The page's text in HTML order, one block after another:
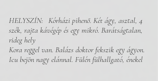
HELYSZÍN: 	Kórházi pihenő. Két ágy, asztal, 4
szék, rajta kávégép és egy mikró. Barátságtalan,
rideg hely
Kora reggel van. Balázs doktor fekszik egy ágyon.
Icu bejön nagy elánnal. Fülén fülhallgató, énekel